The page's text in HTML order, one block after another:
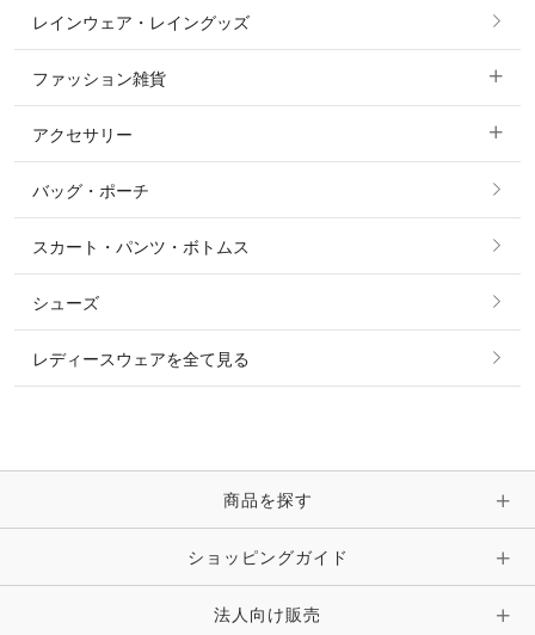
ニット・セーター
シャツ・ブラウス・ワンピース
ジャケット・ブルゾン
すべての競技用ウェア
ショージャケット
ショーシャツ
レインウェア・レイングッズ
ファッション雑貨
すべてのファッション雑貨
ソックス
ベルト
時計・財布・キーケース・革小物
キーホルダー・チャーム・ストラップ
その他 ファッション雑貨
アクセサリー
すべてのアクセサリー
リング
ピアス・イヤリング
ピン・ブローチ・コサージュ
その他 アクセサリー
バッグ・ポーチ
スカート・パンツ・ボトムス
シューズ
レディースウェアを全て見る
商品を探す
ショッピングガイド
法人向け販売